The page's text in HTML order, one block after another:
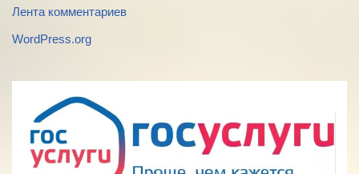
Лента комментариев
WordPress.org